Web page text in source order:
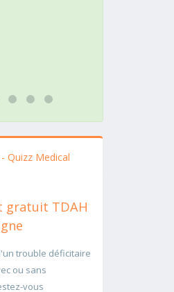
Quizz Medical
gratuit TDAH
trouble déficitaire
ou sans
vous